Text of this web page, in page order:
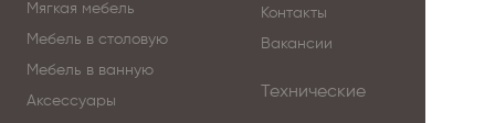
Мягкая мебель
Мебель в столовую
Мебель в ванную
Аксессуары
Контакты
Вакансии
Технические